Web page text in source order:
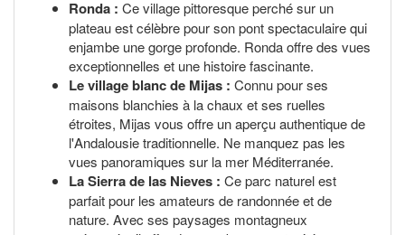
Ronda : Ce village pittoresque perché sur un
plateau est célèbre pour son pont spectaculaire qui
enjambe une gorge profonde. Ronda offre des vues
exceptionnelles et une histoire fascinante.
Le village blanc de Mijas : Connu pour ses
maisons blanchies à la chaux et ses ruelles
étroites, Mijas vous offre un aperçu authentique de
l'Andalousie traditionnelle. Ne manquez pas les
vues panoramiques sur la mer Méditerranée.
La Sierra de las Nieves : Ce parc naturel est
parfait pour les amateurs de randonnée et de
nature. Avec ses paysages montagneux